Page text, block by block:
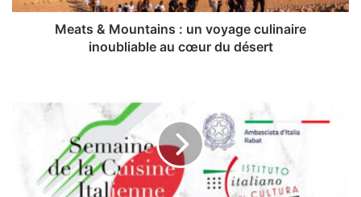
au
Meats & Mountains : un voyage culinaire
inoubliable au cœur du désert
italienne